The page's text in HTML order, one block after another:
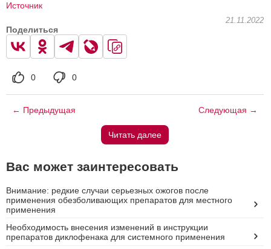
Источник
21.11.2022
Поделиться
0 0
← Предыдущая Следующая →
Читать далее
Вас может заинтересовать
Внимание: редкие случаи серьезных ожогов после
применения обезболивающих препаратов для местного
применения
Необходимость внесения изменений в инструкции
препаратов диклофенака для системного применения